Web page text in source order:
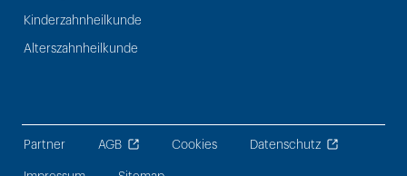
Kinderzahnheilkunde
Alterszahnheilkunde
Partner AGB Cookies Datenschutz